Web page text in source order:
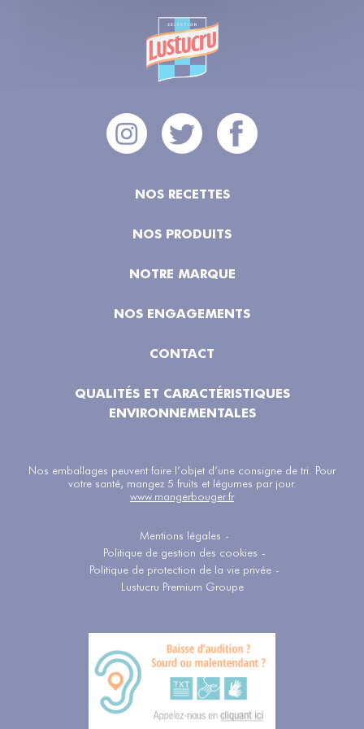
NOS RECETTES
NOS PRODUITS
NOTRE MARQUE
NOS ENGAGEMENTS
CONTACT
QUALITÉS ET CARACTÉRISTIQUES
ENVIRONNEMENTALES
Nos emballages peuvent faire l’objet d’une consigne de tri. Pour
votre santé, mangez 5 fruits et légumes par jour.
www.mangerbouger.fr
Mentions légales -
Politique de gestion des cookies -
Politique de protection de la vie privée -
Lustucru Premium Groupe